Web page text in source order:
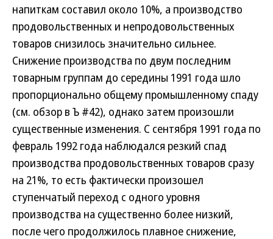
напиткам составил около 10%, а производство
продовольственных и непродовольственных
товаров снизилось значительно сильнее.
Снижение производства по двум последним
товарным группам до середины 1991 года шло
пропорционально общему промышленному спаду
(см. обзор в Ъ #42), однако затем произошли
существенные изменения. С сентября 1991 года по
февраль 1992 года наблюдался резкий спад
производства продовольственных товаров сразу
на 21%, то есть фактически произошел
ступенчатый переход с одного уровня
производства на существенно более низкий,
после чего продолжилось плавное снижение,